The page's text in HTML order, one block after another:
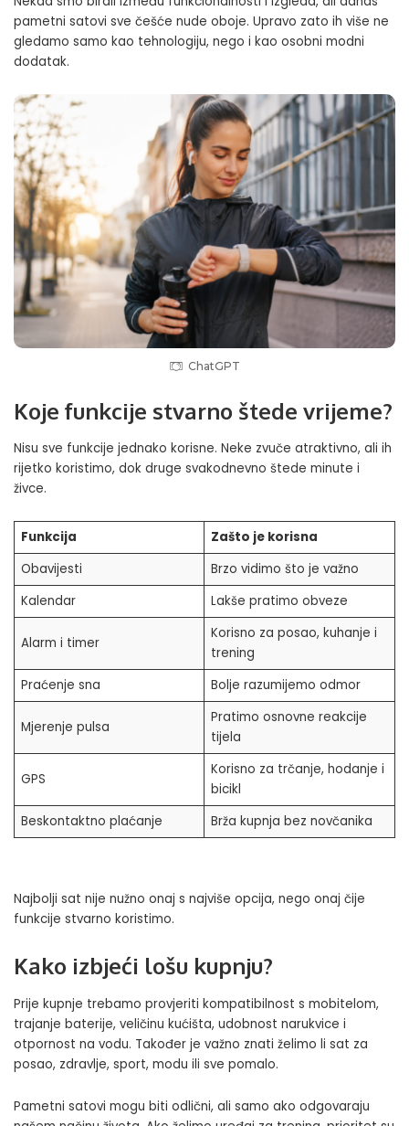
pametni satovi sve češće nude oboje. Upravo zato ih više ne
gledamo samo kao tehnologiju, nego i kao osobni modni
dodatak.
ChatGPT
Koje funkcije stvarno štede vrijeme?
Nisu sve funkcije jednako korisne. Neke zvuče atraktivno, ali ih
rijetko koristimo, dok druge svakodnevno štede minute i
živce.
Funkcija
Zašto je korisna
Obavijesti
Brzo vidimo što je važno
Kalendar
Lakše pratimo obveze
Alarm i timer
Korisno za posao, kuhanje i
trening
Praćenje sna
Bolje razumijemo odmor
Mjerenje pulsa
Pratimo osnovne reakcije
tijela
GPS
Korisno za trčanje, hodanje i
bicikl
Beskontaktno plaćanje
Brža kupnja bez novčanika
Najbolji sat nije nužno onaj s najviše opcija, nego onaj čije
funkcije stvarno koristimo.
Kako izbjeći lošu kupnju?
Prije kupnje trebamo provjeriti kompatibilnost s mobitelom,
trajanje baterije, veličinu kućišta, udobnost narukvice i
otpornost na vodu. Također je važno znati želimo li sat za
posao, zdravlje, sport, modu ili sve pomalo.
Pametni satovi mogu biti odlični, ali samo ako odgovaraju